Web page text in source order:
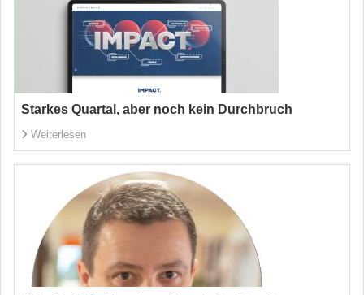
Starkes Quartal, aber noch kein Durchbruch
Weiterlesen